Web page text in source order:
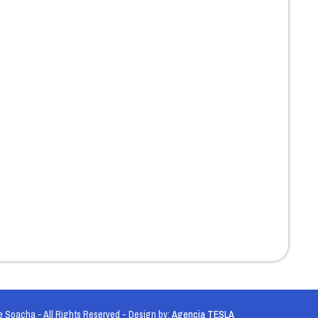
- All Rights Reserved - Design by: Agencia TESLA